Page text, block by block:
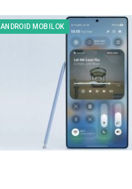
ANDROID MOBILOK